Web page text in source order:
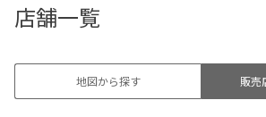
地域応援活動
店舗一覧
地図から探す 販売
授乳室
磯子区 U-